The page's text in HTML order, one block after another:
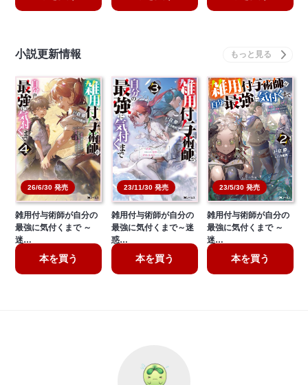
小説更新情報
26/6/30 発売
雑用付与術師が自分の
最強に気付くまで ～
迷…
本を買う
23/11/30 発売
雑用付与術師が自分の
最強に気付くまで～迷
惑…
本を買う
23/5/30 発売
雑用付与術師が自分の
最強に気付くまで ～
迷…
本を買う